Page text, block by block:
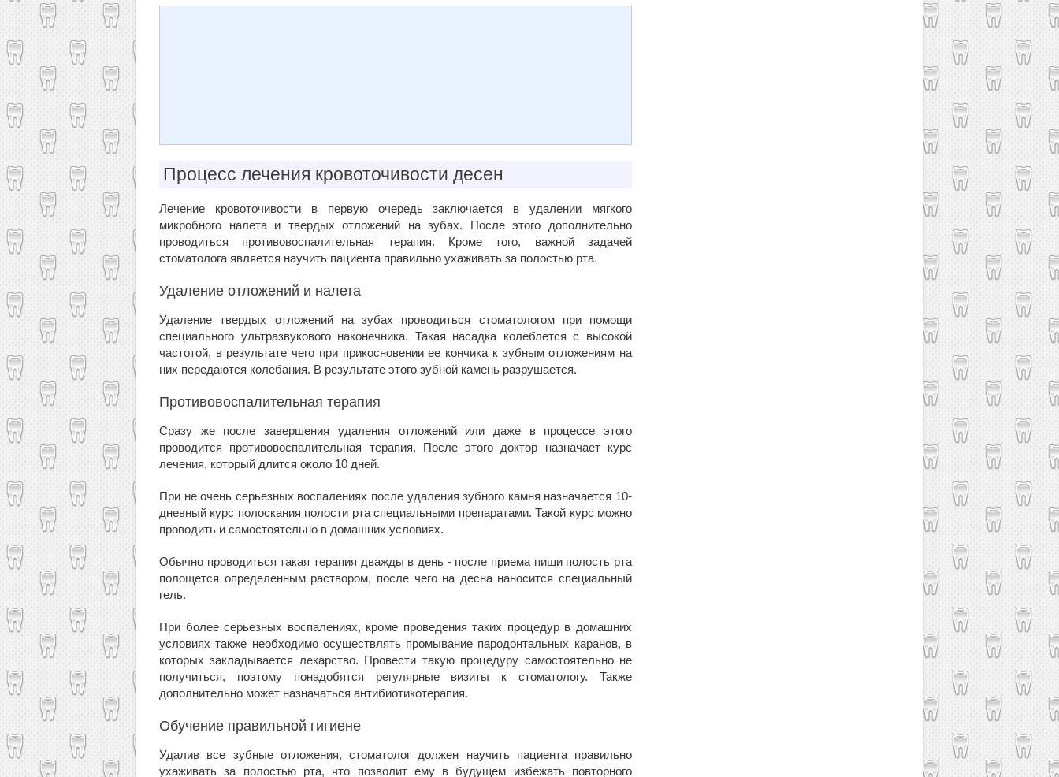
Процесс лечения кровоточивости десен
Лечение кровоточивости в первую очередь заключается в удалении мягкого
микробного налета и твердых отложений на зубах. После этого дополнительно
проводиться противовоспалительная терапия. Кроме того, важной задачей
стоматолога является научить пациента правильно ухаживать за полостью рта.
Удаление отложений и налета
Удаление твердых отложений на зубах проводиться стоматологом при помощи
специального ультразвукового наконечника. Такая насадка колеблется с высокой
частотой, в результате чего при прикосновении ее кончика к зубным отложениям на
них передаются колебания. В результате этого зубной камень разрушается.
Противовоспалительная терапия
Сразу же после завершения удаления отложений или даже в процессе этого
проводится противовоспалительная терапия. После этого доктор назначает курс
лечения, который длится около 10 дней.
При не очень серьезных воспалениях после удаления зубного камня назначается 10-
дневный курс полоскания полости рта специальными препаратами. Такой курс можно
проводить и самостоятельно в домашних условиях.
Обычно проводиться такая терапия дважды в день - после приема пищи полость рта
полощется определенным раствором, после чего на десна наносится специальный
гель.
При более серьезных воспалениях, кроме проведения таких процедур в домашних
условиях также необходимо осуществлять промывание пародонтальных каранов, в
которых закладывается лекарство. Провести такую процедуру самостоятельно не
получиться, поэтому понадобятся регулярные визиты к стоматологу. Также
дополнительно может назначаться антибиотикотерапия.
Обучение правильной гигиене
Удалив все зубные отложения, стоматолог должен научить пациента правильно
ухаживать за полостью рта, что позволит ему в будущем избежать повторного